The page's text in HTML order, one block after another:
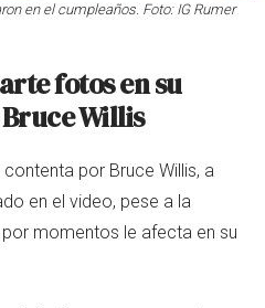
en el cumpleaños. Foto: IG Rumer
fotos en su
Willis
por Bruce Willis, a
en el video, pese a la
momentos le afecta en su